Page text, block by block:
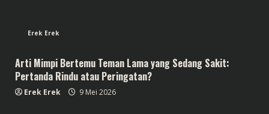
Erek Erek
Arti Mimpi Bertemu Teman Lama yang Sedang Sakit:
Pertanda Rindu atau Peringatan?
Erek Erek 9 Mei 2026